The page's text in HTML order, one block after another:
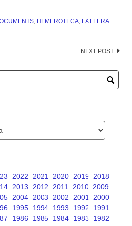
, HEMEROTECA, LA LLERA
NEXT POST
2022 2021 2020 2019
2018
2013 2012 2011 2010 2009
2004 2003 2002 2001
2000
1995 1994 1993 1992
1991
1986 1985 1984 1983
1982